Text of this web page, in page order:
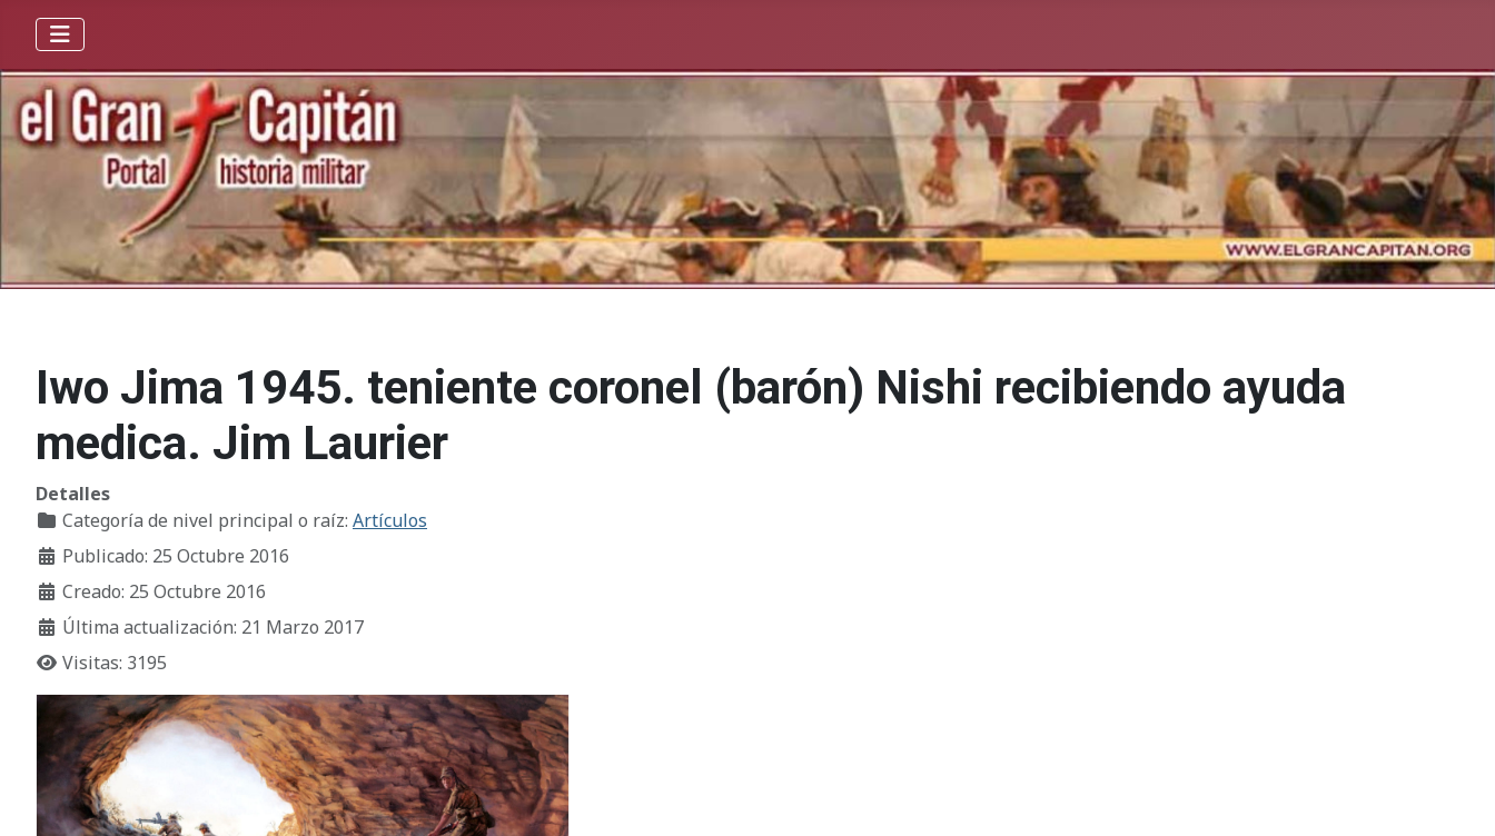
Iwo Jima 1945. teniente coronel (barón) Nishi recibiendo ayuda
medica. Jim Laurier
Detalles
Categoría de nivel principal o raíz: Artículos
Publicado: 25 Octubre 2016
Creado: 25 Octubre 2016
Última actualización: 21 Marzo 2017
Visitas: 3195